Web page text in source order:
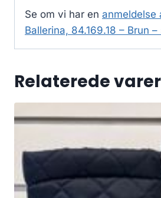
Se om vi har en anmeldelse
Ballerina, 84.169.18 – Brun –
Relaterede varer